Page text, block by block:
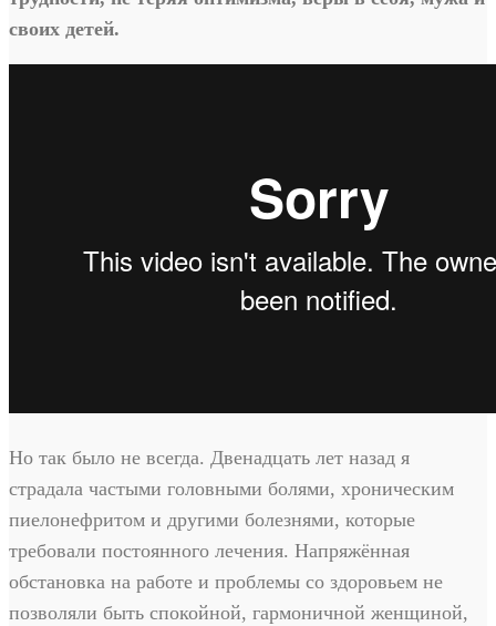
своих детей.
Но так было не всегда. Двенадцать лет назад я
страдала частыми головными болями, хроническим
пиелонефритом и другими болезнями, которые
требовали постоянного лечения. Напряжённая
обстановка на работе и проблемы со здоровьем не
позволяли быть спокойной, гармоничной женщиной,